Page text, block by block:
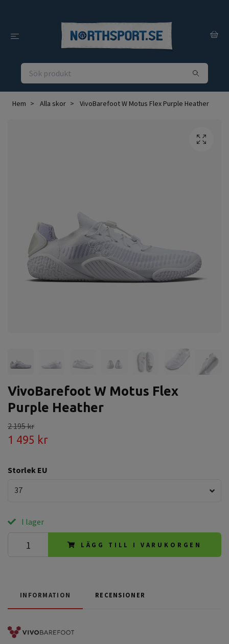
Hem Alla skor VivoBarefoot W Motus Flex Purple Heather
VivoBarefoot W Motus Flex
Purple Heather
2 195 kr
1 495 kr
Storlek EU
37
I lager
LÄGG TILL I VARUKORGEN
INFORMATION RECENSIONER